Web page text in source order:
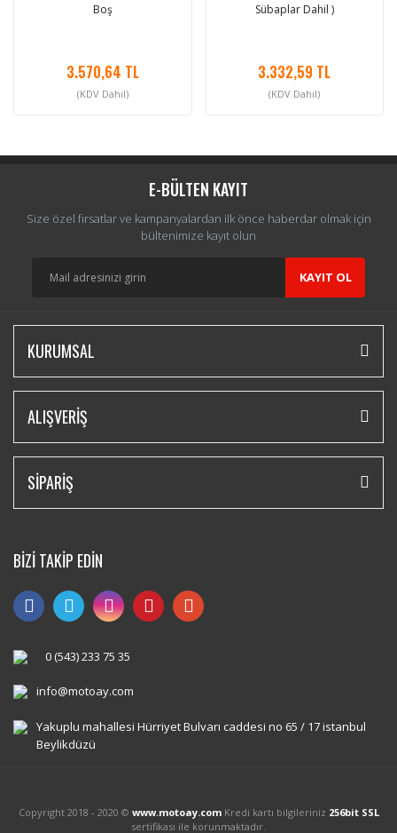
Boş
3.570,64 TL
(KDV Dahil)
Sübaplar Dahil )
3.332,59 TL
(KDV Dahil)
E-BÜLTEN KAYIT
Size özel fırsatlar ve kampanyalardan ilk önce haberdar olmak için
bültenimize kayıt olun
KAYIT OL
KURUMSAL
ALIŞVERİŞ
SİPARİŞ
BİZİ TAKİP EDİN
0 (543) 233 75 35
info@motoay.com
Yakuplu mahallesi Hürriyet Bulvarı caddesi no 65 / 17 istanbul
Beylikdüzü
Copyright 2018 - 2020 © www.motoay.comKredi kartı bilgileriniz 256bit SSL
sertifikası ile korunmaktadır.